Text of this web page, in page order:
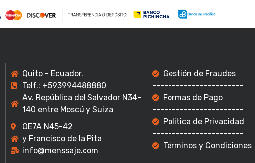
Quito - Ecuador.
Telf.: +593994488880
Av. República del Salvador N34-
140 entre Moscú y Suiza
OE7A N45-42
y Francisco de la Pita
info@menssaje.com
Gestión de Fraudes
-----------------------
Formas de Pago
-----------------------
Politica de Privacidad
-----------------------
Términos y Condiciones